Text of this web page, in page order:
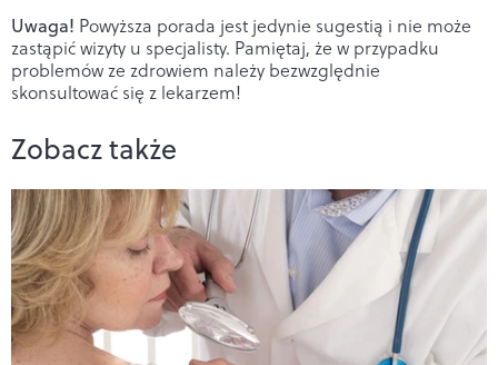
Uwaga! Powyższa porada jest jedynie sugestią i nie może
zastąpić wizyty u specjalisty. Pamiętaj, że w przypadku
problemów ze zdrowiem należy bezwzględnie
skonsultować się z lekarzem!
Zobacz także